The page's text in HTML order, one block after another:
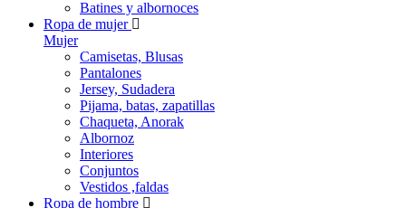
Batines y albornoces
Ropa de mujer
Mujer
Camisetas, Blusas
Pantalones
Jersey, Sudadera
Pijama, batas, zapatillas
Chaqueta, Anorak
Albornoz
Interiores
Conjuntos
Vestidos ,faldas
Ropa de hombre